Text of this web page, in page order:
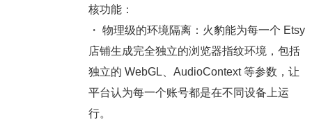
核功能：
・ 物理级的环境隔离：火豹能为每一个 Etsy
店铺生成完全独立的浏览器指纹环境，包括
独立的 WebGL、AudioContext 等参数，让
平台认为每一个账号都是在不同设备上运
行。